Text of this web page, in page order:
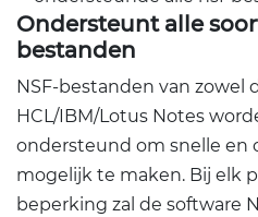
Ondersteunt alle
bestanden
NSF-bestanden van zowel
HCL/IBM/Lotus Notes
ondersteund om snelle en
mogelijk te maken. Bij elk
beperking zal de software